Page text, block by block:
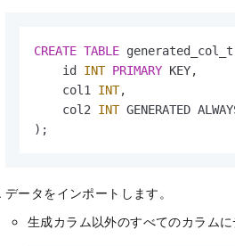
CREATE TABLE
    id
INT PRIMARY KEY,
    col1
INT,
    col2
INT GENERATED
);
データをインポートします。
生成カラム以外のすべてのカラム